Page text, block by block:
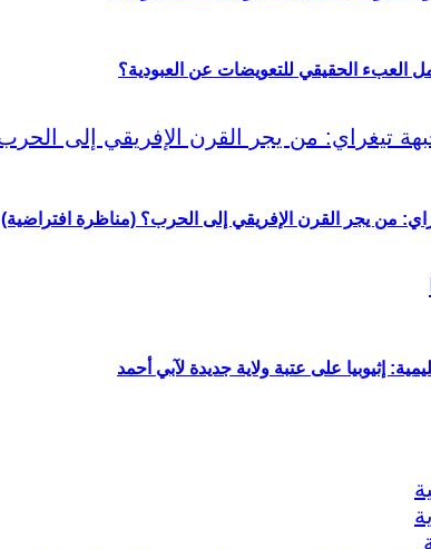
العبء الحقيقي للتعويضات عن العبودية؟
من يجر القرن الإفريقي إلى الحرب؟ (مناظرة افتراضية)
إثيوبيا على عتبة ولاية جديدة لآبي أحمد